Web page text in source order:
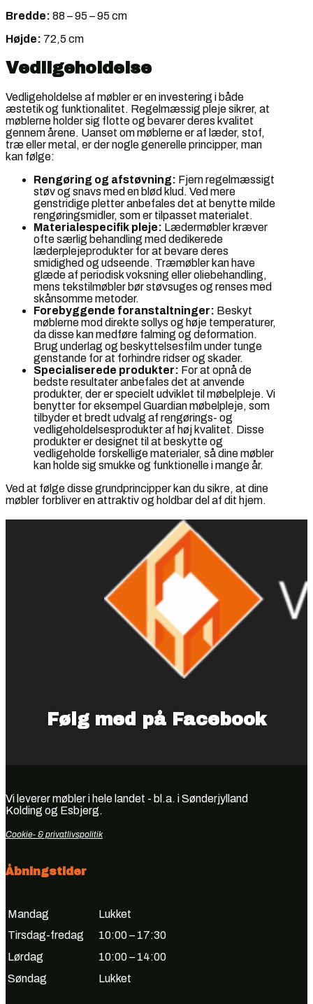
Bredde: 88 – 95 – 95 cm
Højde: 72,5 cm
Vedligeholdelse
Vedligeholdelse af møbler er en investering i både
æstetik og funktionalitet. Regelmæssig pleje sikrer, at
møblerne holder sig flotte og bevarer deres kvalitet
gennem årene. Uanset om møblerne er af læder, stof,
træ eller metal, er der nogle generelle principper, man
kan følge:
Rengøring og afstøvning: Fjern regelmæssigt
støv og snavs med en blød klud. Ved mere
genstridige pletter anbefales det at benytte milde
rengøringsmidler, som er tilpasset materialet.
Materialespecifik pleje: Lædermøbler kræver
ofte særlig behandling med dedikerede
læderplejeprodukter for at bevare deres
smidighed og udseende. Træmøbler kan have
glæde af periodisk voksning eller oliebehandling,
mens tekstilmøbler bør støvsuges og renses med
skånsomme metoder.
Forebyggende foranstaltninger: Beskyt
møblerne mod direkte sollys og høje temperaturer,
da disse kan medføre falming og deformation.
Brug underlag og beskyttelsesfilm under tunge
genstande for at forhindre ridser og skader.
Specialiserede produkter: For at opnå de
bedste resultater anbefales det at anvende
produkter, der er specielt udviklet til møbelpleje. Vi
benytter for eksempel Guardian møbelpleje, som
tilbyder et bredt udvalg af rengørings- og
vedligeholdelsesprodukter af høj kvalitet. Disse
produkter er designet til at beskytte og
vedligeholde forskellige materialer, så dine møbler
kan holde sig smukke og funktionelle i mange år.
Ved at følge disse grundprincipper kan du sikre, at dine
møbler forbliver en attraktiv og holdbar del af dit hjem.
Følg med på Facebook
Vi leverer møbler i hele landet - bl.a. i Sønderjylland
Kolding og Esbjerg.
Cookie- & privatlivspolitik
Åbningstider
Mandag
Lukket
Tirsdag-fredag
10:00 – 17:30
Lørdag
10:00 – 14:00
Søndag
Lukket